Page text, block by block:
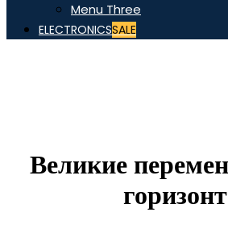
Menu Three
ELECTRONICSSALE
Великие